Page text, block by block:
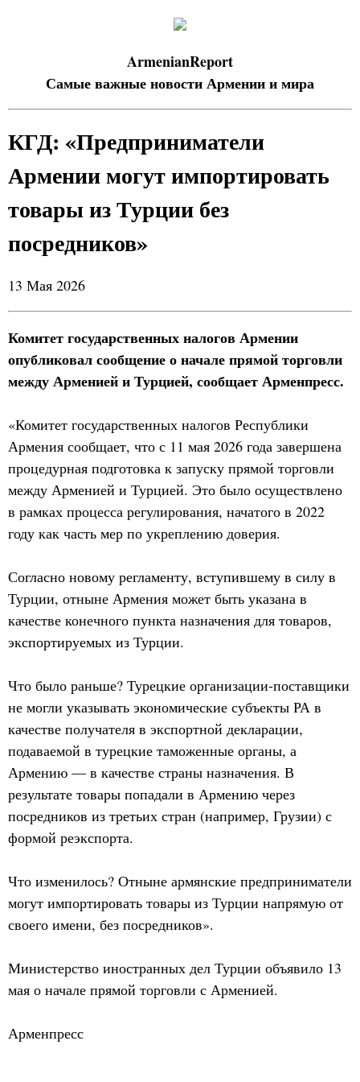
ArmenianReport
Самые важные новости Армении и мира
КГД: «Предприниматели
Армении могут импортировать
товары из Турции без
посредников»
13 Мая 2026
Комитет государственных налогов Армении
опубликовал сообщение о начале прямой торговли
между Арменией и Турцией, сообщает Арменпресс.
«Комитет государственных налогов Республики
Армения сообщает, что с 11 мая 2026 года завершена
процедурная подготовка к запуску прямой торговли
между Арменией и Турцией. Это было осуществлено
в рамках процесса регулирования, начатого в 2022
году как часть мер по укреплению доверия.
Согласно новому регламенту, вступившему в силу в
Турции, отныне Армения может быть указана в
качестве конечного пункта назначения для товаров,
экспортируемых из Турции.
Что было раньше? Турецкие организации-поставщики
не могли указывать экономические субъекты РА в
качестве получателя в экспортной декларации,
подаваемой в турецкие таможенные органы, а
Армению — в качестве страны назначения. В
результате товары попадали в Армению через
посредников из третьих стран (например, Грузии) с
формой реэкспорта.
Что изменилось? Отныне армянские предприниматели
могут импортировать товары из Турции напрямую от
своего имени, без посредников».
Министерство иностранных дел Турции объявило 13
мая о начале прямой торговли с Арменией.
Арменпресс